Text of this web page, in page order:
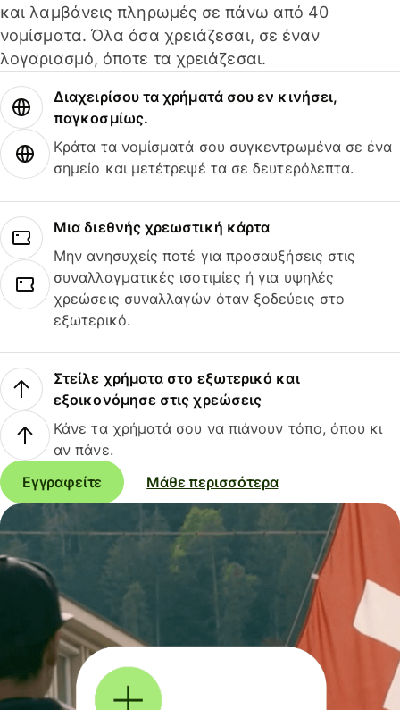
και λαμβάνεις πληρωμές σε πάνω από 40
νομίσματα. Όλα όσα χρειάζεσαι, σε έναν
λογαριασμό, όποτε τα χρειάζεσαι.
Διαχειρίσου τα χρήματά σου εν κινήσει,
παγκοσμίως.
Κράτα τα νομίσματά σου συγκεντρωμένα σε ένα
σημείο και μετέτρεψέ τα σε δευτερόλεπτα.
Μια διεθνής χρεωστική κάρτα
Μην ανησυχείς ποτέ για προσαυξήσεις στις
συναλλαγματικές ισοτιμίες ή για υψηλές
χρεώσεις συναλλαγών όταν ξοδεύεις στο
εξωτερικό.
Στείλε χρήματα στο εξωτερικό και
εξοικονόμησε στις χρεώσεις
Κάνε τα χρήματά σου να πιάνουν τόπο, όπου κι
αν πάνε.
Εγγραφείτε
Μάθε περισσότερα